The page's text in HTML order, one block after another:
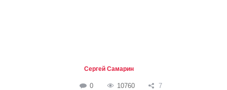
Сергей Самарин
0 10760 7